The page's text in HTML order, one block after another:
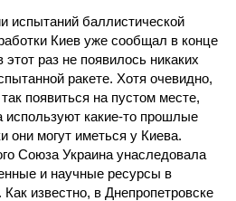
испытаний баллистической
Киев уже сообщал в конце
этот раз не появилось никаких
ракете. Хотя очевидно,
появиться на пустом месте,
используют какие-то прошлые
они могут иметься у Киева.
Союза Украина унаследовала
и научные ресурсы в
известно, в Днепропетровске